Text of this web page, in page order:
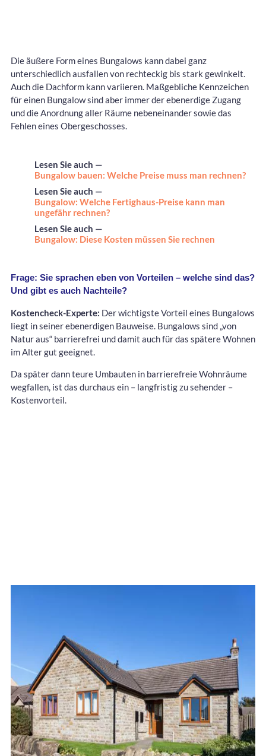
Die äußere Form eines Bungalows kann dabei ganz
unterschiedlich ausfallen von rechteckig bis stark gewinkelt.
Auch die Dachform kann variieren. Maßgebliche Kennzeichen
für einen Bungalow sind aber immer der ebenerdige Zugang
und die Anordnung aller Räume nebeneinander sowie das
Fehlen eines Obergeschosses.
Lesen Sie auch —
Bungalow bauen: Welche Preise muss man rechnen?
Lesen Sie auch —
Bungalow: Welche Fertighaus-Preise kann man
ungefähr rechnen?
Lesen Sie auch —
Bungalow: Diese Kosten müssen Sie rechnen
Frage: Sie sprachen eben von Vorteilen – welche sind das?
Und gibt es auch Nachteile?
Kostencheck-Experte: Der wichtigste Vorteil eines Bungalows
liegt in seiner ebenerdigen Bauweise. Bungalows sind „von
Natur aus“ barrierefrei und damit auch für das spätere Wohnen
im Alter gut geeignet.
Da später dann teure Umbauten in barrierefreie Wohnräume
wegfallen, ist das durchaus ein – langfristig zu sehender –
Kostenvorteil.